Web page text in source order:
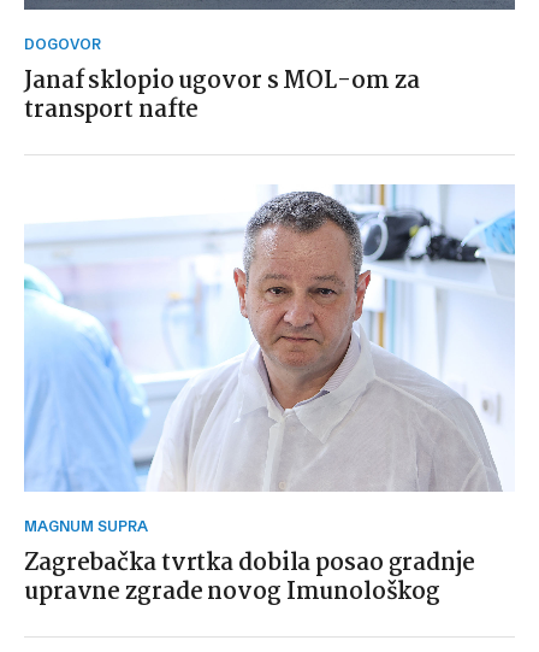
DOGOVOR
Janaf sklopio ugovor s MOL-om za
transport nafte
MAGNUM SUPRA
Zagrebačka tvrtka dobila posao gradnje
upravne zgrade novog Imunološkog